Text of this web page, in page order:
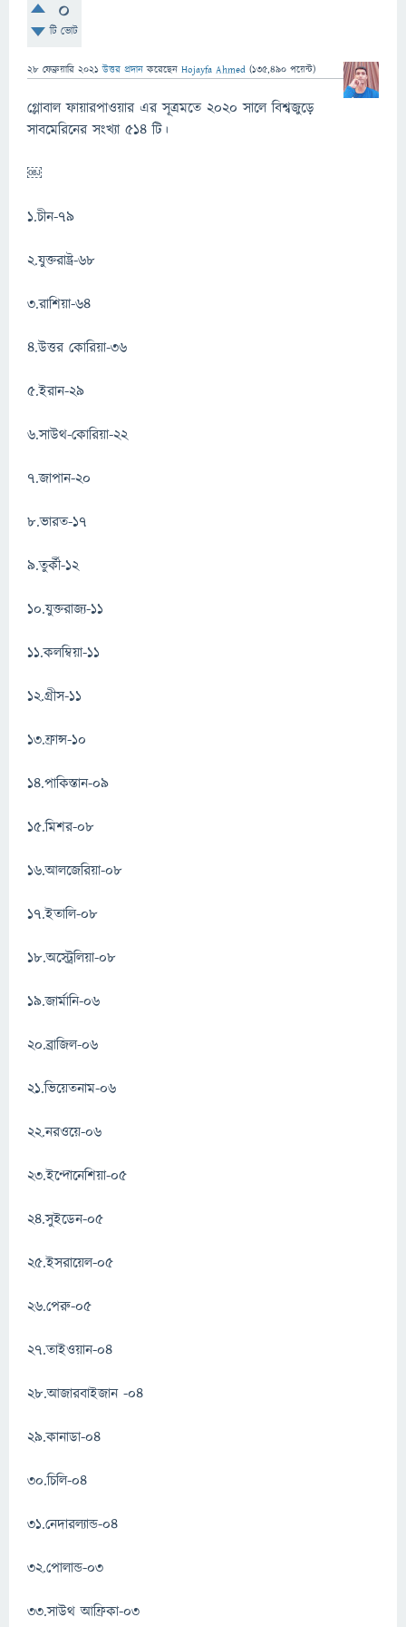
0
টি ভোট
28 ফেব্রুয়ারি 2021 উত্তর প্রদান করেছেন Hojayfa Ahmed (135,490 পয়েন্ট)
গ্লোবাল ফায়ারপাওয়ার এর সূত্রমতে ২০২০ সালে বিশ্বজুড়ে
সাবমেরিনের সংখ্যা ৫১৪ টি।
￼
১.চীন-৭৯
২.যুক্তরাষ্ট্র-৬৮
৩.রাশিয়া-৬৪
৪.উত্তর কোরিয়া-৩৬
৫.ইরান-২৯
৬.সাউথ-কোরিয়া-২২
৭.জাপান-২০
৮.ভারত-১৭
৯.তুর্কী-১২
১০.যুক্তরাজ্য-১১
১১.কলম্বিয়া-১১
১২.গ্রীস-১১
১৩.ফ্রান্স-১০
১৪.পাকিস্তান-০৯
১৫.মিশর-০৮
১৬.আলজেরিয়া-০৮
১৭.ইতালি-০৮
১৮.অস্ট্রেলিয়া-০৮
১৯.জার্মানি-০৬
২০.ব্রাজিল-০৬
২১.ভিয়েতনাম-০৬
২২.নরওয়ে-০৬
২৩.ইন্দোনেশিয়া-০৫
২৪.সুইডেন-০৫
২৫.ইসরায়েল-০৫
২৬.পেরু-০৫
২৭.তাইওয়ান-০৪
২৮.আজারবাইজান -০৪
২৯.কানাডা-০৪
৩০.চিলি-০৪
৩১.নেদারল্যান্ড-০৪
৩২.পোলান্ড-০৩
৩৩.সাউথ আফ্রিকা-০৩